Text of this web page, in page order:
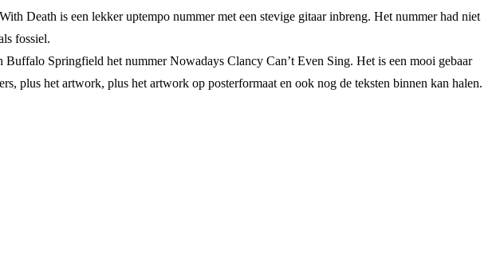
Death is een lekker uptempo nummer met een stevige gitaar inbreng. Het nummer had niet
fossiel.
Springfield het nummer Nowadays Clancy Can’t Even Sing. Het is een mooi gebaar
plus het artwork, plus het artwork op posterformaat en ook nog de teksten binnen kan halen.